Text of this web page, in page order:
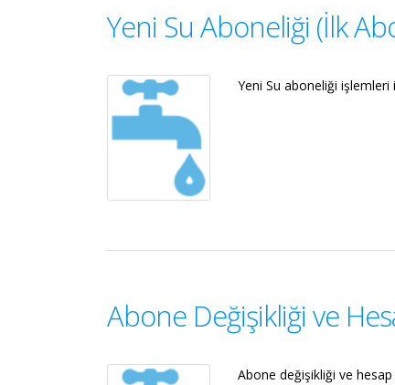
Yeni Su Aboneliği (İlk
Yeni Su aboneliği
Abone Değişikliği ve
Abone değişikliği ve